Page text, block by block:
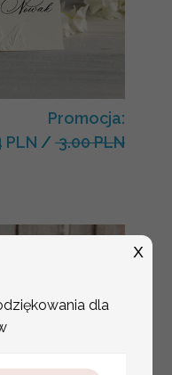
Promocja:
PLN / 3.00 PLN
dla
X